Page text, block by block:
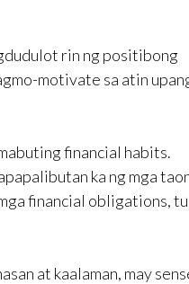
rin ng positibong
motivate sa atin
financial habits.
ka ng mga
financial obligations,
at kaalaman, may